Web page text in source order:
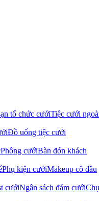
tổ chức cướiTiệc cưới
Đồ uống tiệc cưới
Phông cướiBàn đón khách
Phụ kiện cướiMakeup cô dâu
cướiNgân sách đám cưới